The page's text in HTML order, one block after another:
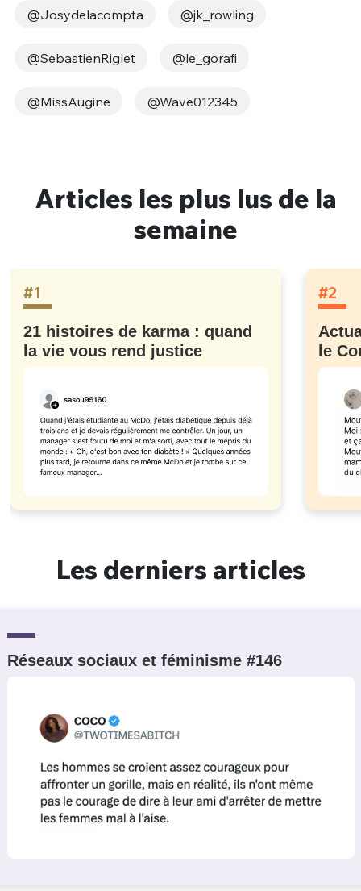
@Josydelacompta @jk_rowling
@SebastienRiglet @le_gorafi
@MissAugine @Wave012345
Articles les plus lus de la
semaine
#1
21 histoires de karma : quand
la vie vous rend justice
#2
le
Les derniers articles
Réseaux sociaux et féminisme #146